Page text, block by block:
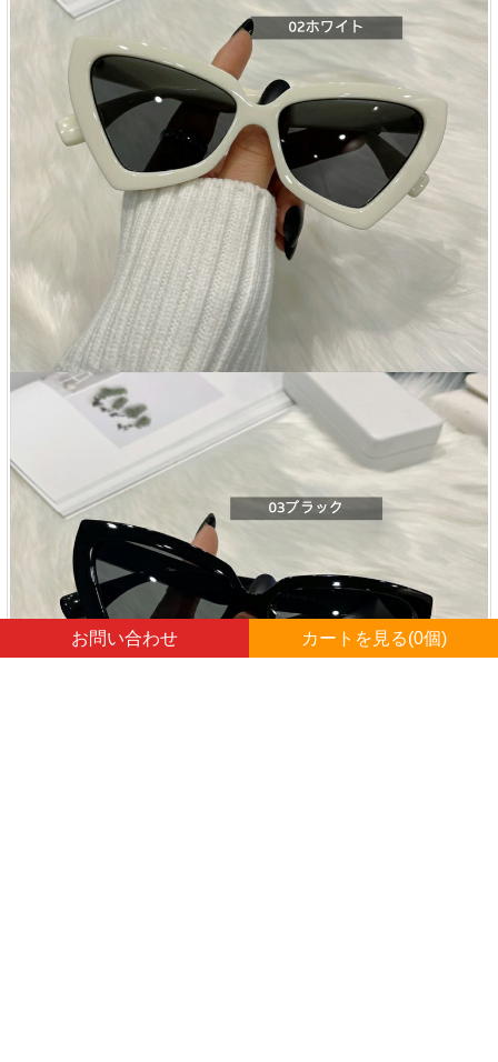
お問い合わせ カートを見る(0個)